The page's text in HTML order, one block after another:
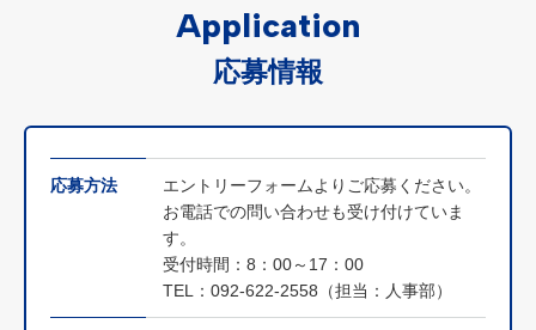
Application
応募情報
応募方法
エントリーフォームよりご応募ください。
お電話での問い合わせも受け付けていま
す。
受付時間：8：00～17：00
TEL：092-622-2558（担当：人事部）